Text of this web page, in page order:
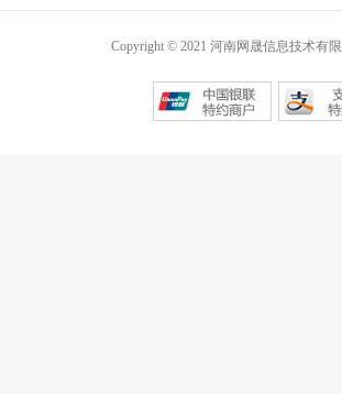
Copyright © 2021 河南网晟信息技术有